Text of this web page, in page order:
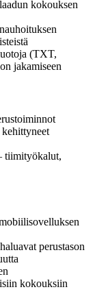
kokouksen
(TXT,
jakamiseen
tiimityökalut,
perustason
kokouksiin